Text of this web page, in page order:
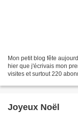
Mon petit blog fête
hier que j'écrivais mon
visites et surtout 220
Joyeux Noël